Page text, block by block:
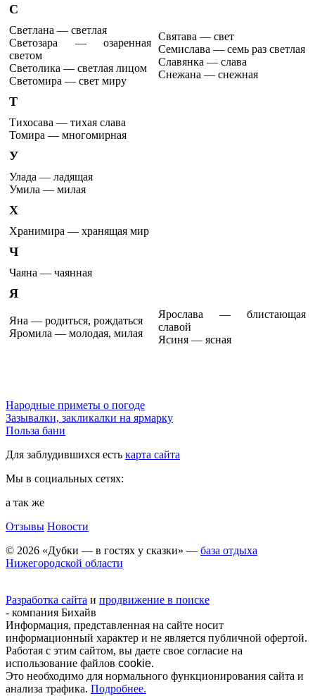
С
Светлана — светлая
Светозара — озаренная
светом
Светолика — светлая лицом
Светомира — свет миру
Святава — свет
Семислава — семь раз светлая
Славянка — слава
Снежана — снежная
Т
Тихосава — тихая слава
Томира — многомирная
У
Улада — ладящая
Умила — милая
Х
Хранимира — хранящая мир
Ч
Чаяна — чаянная
Я
Яна — родиться, рождаться
Яромила — молодая, милая
Ярослава — блистающая
славой
Ясиня — ясная
Народные приметы о погоде
Зазывалки, закликалки на ярмарку
Польза бани
Для заблудившихся есть карта сайта
Мы в социальных сетях:
а так же
Отзывы Новости
© 2026 «Дубки — в гостях у сказки» — база отдыха
Нижегородской области
Разработка сайта и продвижение в поиске
- компания Бихайв
Информация, представленная на сайте носит
информационный характер и не является публичной офертой.
Работая с этим сайтом, вы даете свое согласие на
использование файлов cookie.
Это необходимо для нормального функционирования сайта и
анализа трафика. Подробнее.